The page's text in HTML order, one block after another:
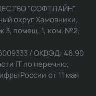
"СОФТЛАЙН"
округ Хамовники,
3, помещ. 1, ком. №2,
/ ОКВЭД: 46.90
IT по перечню,
России от 11 мая